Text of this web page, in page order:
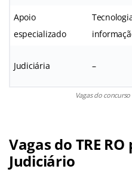
Apoio
especializado
Judiciária –
Vagas do
Vagas do TRE
Judiciário